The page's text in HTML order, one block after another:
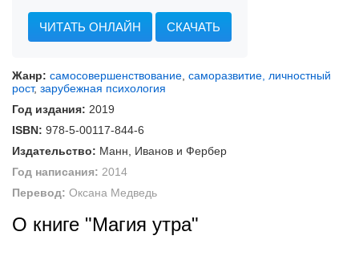
ЧИТАТЬ ОНЛАЙН СКАЧАТЬ
Жанр: самосовершенствование саморазвитие, личностный
рост, зарубежная психология
Год издания: 2019
ISBN: 978-5-00117-844-6
Издательство: Манн, Иванов и Фербер
Год написания: 2014
Перевод: Оксана Медведь
О книге "Магия утра"